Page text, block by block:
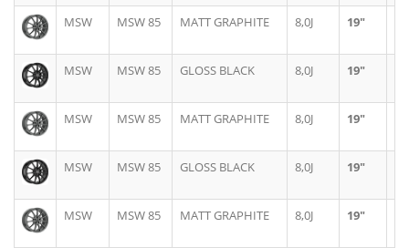
MSW MSW 85 MATT GRAPHITE 8,0J 19"
MSW MSW 85 GLOSS BLACK 8,0J 19"
MSW MSW 85 MATT GRAPHITE 8,0J 19"
MSW MSW 85 GLOSS BLACK 8,0J 19"
MSW MSW 85 MATT GRAPHITE 8,0J 19"